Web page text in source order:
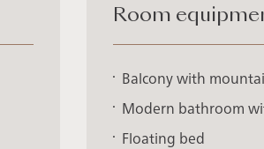
Room
Balcony with
Modern bathroom
Floating bed